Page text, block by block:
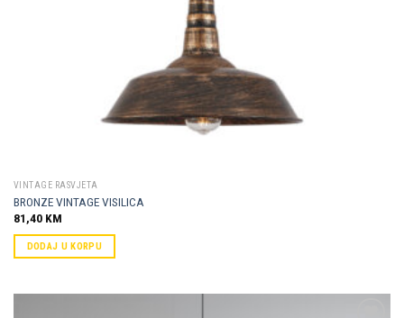
VINTAGE RASVJETA
BRONZE VINTAGE VISILICA
81,40 KM
DODAJ U KORPU